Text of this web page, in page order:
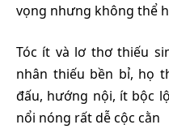
vọng nhưng không thể
Tóc ít và lơ thơ thiếu
nhân thiếu bền bỉ, họ
đấu, hướng nội, ít bộc
nổi nóng rất dễ cộc cằn